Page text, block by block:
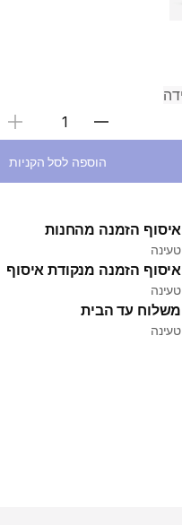
בחירת כמות
הוספה לסל הקניות
איסוף הזמנה מהחנות
טעינה
איסוף הזמנה מנקודת איסוף
טעינה
משלוח עד הבית
טעינה